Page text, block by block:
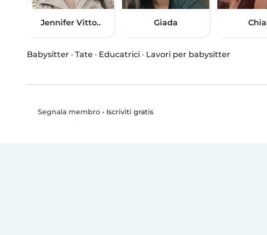
Jennifer Vitto.. Giada
Babysitter · Tate · Educatrici · Lavori per babysitter
Segnala membro• Iscriviti gratis